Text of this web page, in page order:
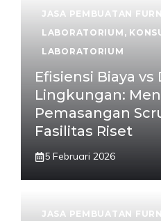
JASA PEMBUATAN
LABORATORIUM ,
LABORATORIUM
Efisiensi Biaya vs
Lingkungan:
Pemasangan
Fasilitas Riset
5 Februari 2026
JASA PEMBUATAN